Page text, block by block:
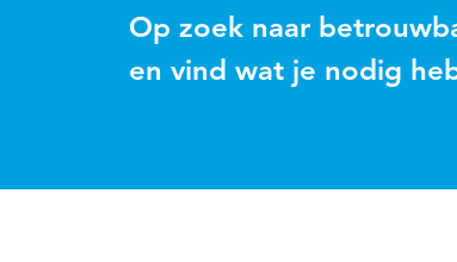
Op zoek naar
en vind wat je nodig